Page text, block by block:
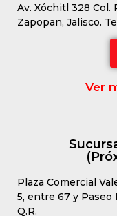
Av. Xóchitl 328 Col.
Zapopan, Jalisco.
Ver
Plaza Comercial
5, entre 67 y Paseo
Q.R.